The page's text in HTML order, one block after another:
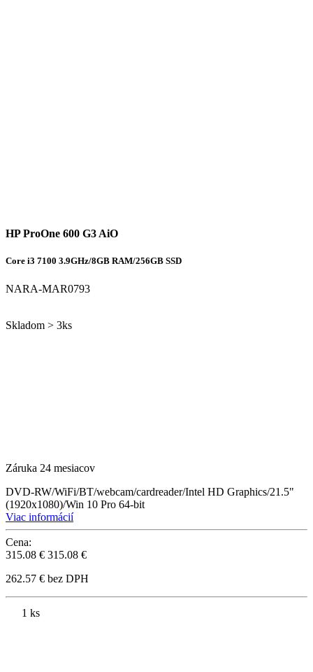
HP ProOne 600 G3 AiO
Core i3 7100 3.9GHz/8GB RAM/256GB SSD
NARA-MAR0793
Skladom > 3ks
Záruka 24 mesiacov
DVD-RW/WiFi/BT/webcam/cardreader/Intel HD Graphics/21.5"
(1920x1080)/Win 10 Pro 64-bit
Viac informácií
Cena:
315.08 € 315.08 €
262.57 € bez DPH
1 ks